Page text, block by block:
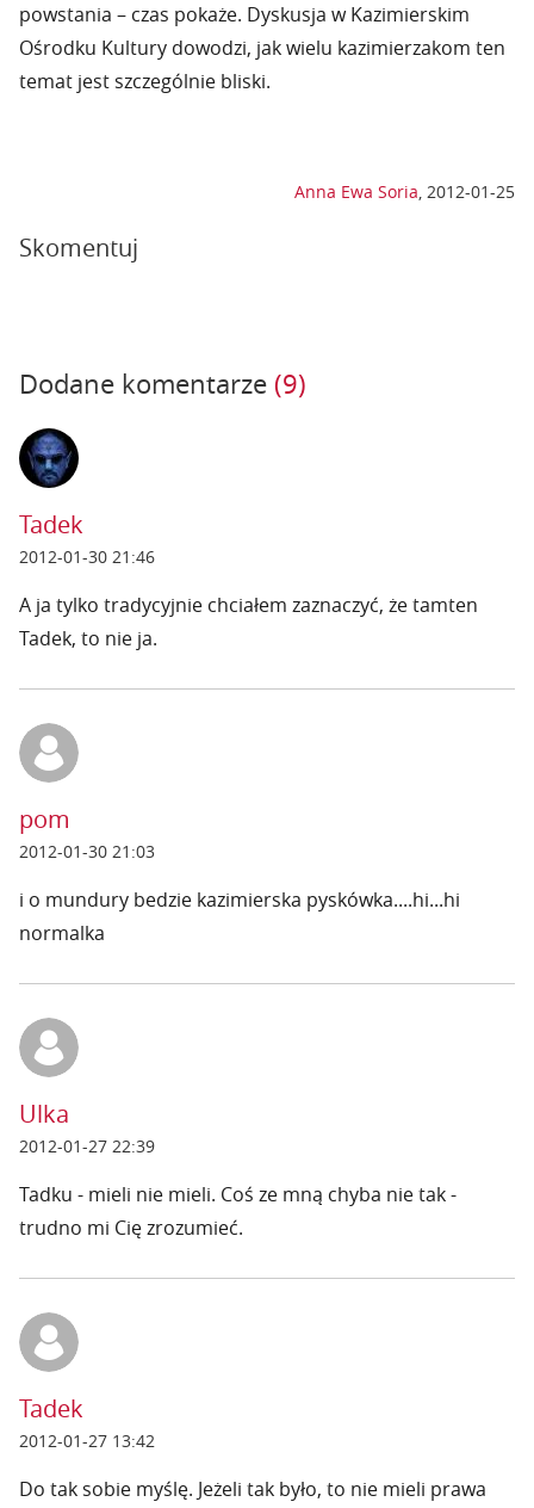
powstania – czas pokaże. Dyskusja w Kazimierskim
Ośrodku Kultury dowodzi, jak wielu kazimierzakom ten
temat jest szczególnie bliski.
Anna Ewa Soria, 2012-01-25
Skomentuj
Dodane komentarze (9)
Tadek
2012-01-30 21:46
A ja tylko tradycyjnie chciałem zaznaczyć, że tamten
Tadek, to nie ja.
pom
2012-01-30 21:03
i o mundury bedzie kazimierska pyskówka....hi...hi
normalka
Ulka
2012-01-27 22:39
Tadku - mieli nie mieli. Coś ze mną chyba nie tak -
trudno mi Cię zrozumieć.
Tadek
2012-01-27 13:42
Do tak sobie myślę. Jeżeli tak było, to nie mieli prawa